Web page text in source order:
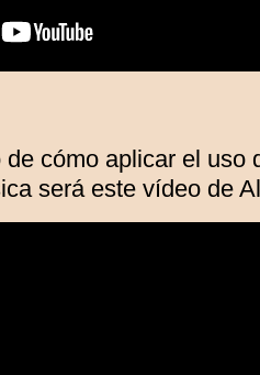
cómo aplicar el uso
será este vídeo de